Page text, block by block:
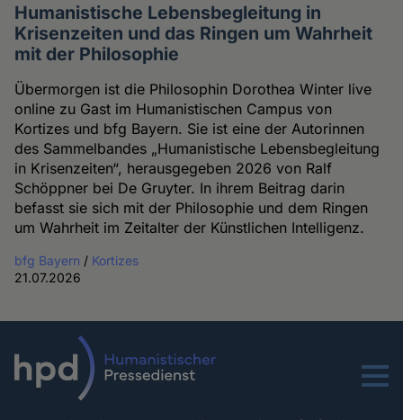
Humanistische Lebensbegleitung in
Krisenzeiten und das Ringen um Wahrheit
mit der Philosophie
Übermorgen ist die Philosophin Dorothea Winter live
online zu Gast im Humanistischen Campus von
Kortizes und bfg Bayern. Sie ist eine der Autorinnen
des Sammelbandes „Humanistische Lebensbegleitung
in Krisenzeiten“, herausgegeben 2026 von Ralf
Schöppner bei De Gruyter. In ihrem Beitrag darin
befasst sie sich mit der Philosophie und dem Ringen
um Wahrheit im Zeitalter der Künstlichen Intelligenz.
bfg Bayern / Kortizes
21.07.2026
Menu